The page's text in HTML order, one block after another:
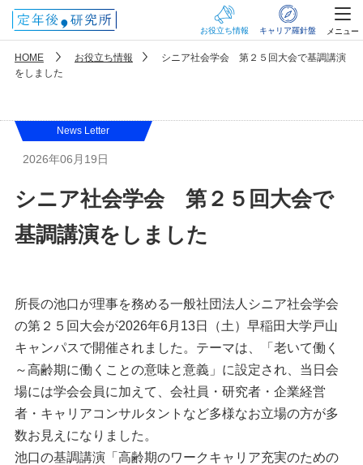
お役立ち情報 キャリア羅針盤 メニュー
HOME お役立ち情報
シニア社会学会 第２５回大会で基調講演
をしました
News Letter
2026年06月19日
シニア社会学会 第２５回大会で
基調講演をしました
所長の池口が理事を務める一般社団法人シニア社会学会
の第２５回大会が2026年6月13日（土）早稲田大学戸山
キャンパスで開催されました。テーマは、「老いて働く
～高齢期に働くことの意味と意義」に設定され、当日会
場には学会会員に加えて、会社員・研究者・企業経営
者・キャリアコンサルタントなど多様なお立場の方が多
数お見えになりました。
池口の基調講演「高齢期のワークキャリア充実のための